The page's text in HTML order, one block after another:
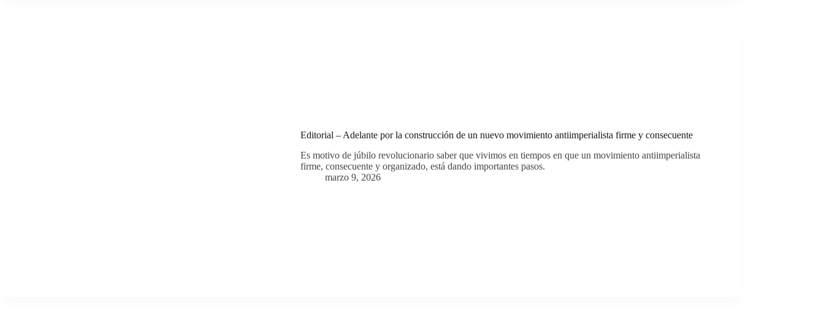
Editorial – Adelante por la construcción de un nuevo movimiento antiimperialista firme y consecuente
Es motivo de júbilo revolucionario saber que vivimos en tiempos en que un movimiento antiimperialista
firme, consecuente y organizado, está dando importantes pasos.
marzo 9, 2026